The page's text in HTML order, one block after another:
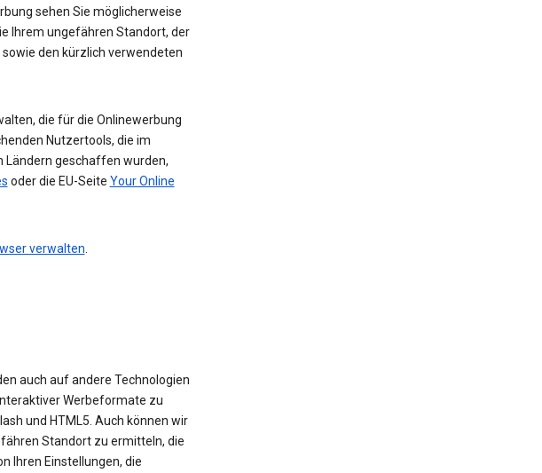
sehen Sie möglicherweise
Ihrem ungefähren Standort, der
den kürzlich verwendeten
die für die Onlinewerbung
Nutzertools, die im
Ländern geschaffen wurden,
oder die EU-Seite Your Online
verwalten.
auch auf andere Technologien
Werbeformate zu
und HTML5. Auch können wir
Standort zu ermitteln, die
Ihren Einstellungen, die